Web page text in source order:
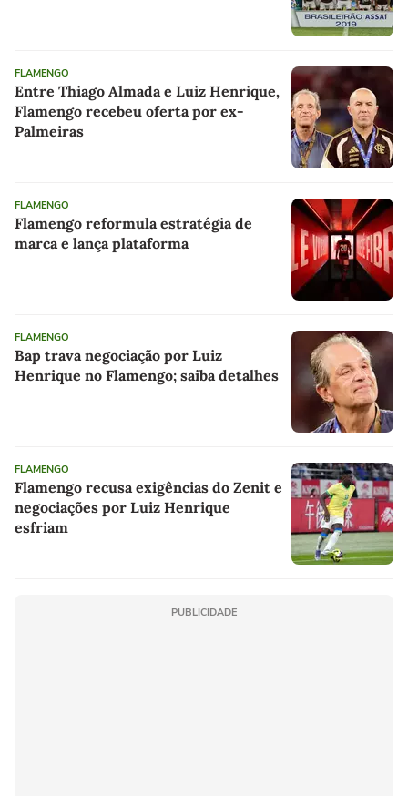
FLAMENGO
Entre Thiago Almada e Luiz Henrique,
Flamengo recebeu oferta por ex-
Palmeiras
FLAMENGO
Flamengo reformula estratégia de
marca e lança plataforma
FLAMENGO
Bap trava negociação por Luiz
Henrique no Flamengo; saiba detalhes
FLAMENGO
Flamengo recusa exigências do Zenit e
negociações por Luiz Henrique
esfriam
PUBLICIDADE